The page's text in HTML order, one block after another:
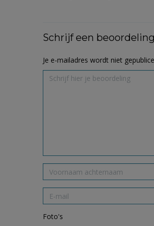
Schrijf een beoordeling
Je e-mailadres wordt niet
Foto's